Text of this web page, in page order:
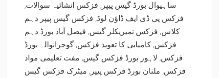
ساہیوال بورڈ گیس پیپر , فزکس انشائیہ سوالات,
فزکس پی ڈی ایف ڈاؤن لوڈ, فزکس گیس پیپر دہم
کلاس, فزکس نمیریکلز گیس, فیصل آباد بورڈ دہم
فزکس, کامیابی کا تعویذ فزکس, گوجرانوالہ بورڈ
فزکس, لاہور بورڈ فزکس گیس, مفت تعلیمی مواد
فزکس, ملتان بورڈ فزکس پیپر , میٹرک فزکس گیس